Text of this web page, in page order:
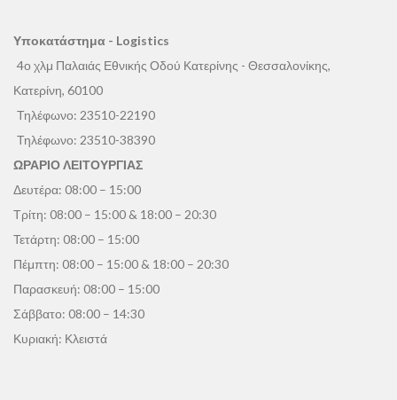
Υποκατάστημα - Logistics
4ο χλμ Παλαιάς Εθνικής Οδού Κατερίνης - Θεσσαλονίκης,
Κατερίνη, 60100
Τηλέφωνο: 23510-22190
Τηλέφωνο: 23510-38390
ΩΡΑΡΙΟ ΛΕΙΤΟΥΡΓΙΑΣ
Δευτέρα: 08:00 – 15:00
Τρίτη: 08:00 – 15:00 & 18:00 – 20:30
Τετάρτη: 08:00 – 15:00
Πέμπτη: 08:00 – 15:00 & 18:00 – 20:30
Παρασκευή: 08:00 – 15:00
Σάββατο: 08:00 – 14:30
Κυριακή: Κλειστά